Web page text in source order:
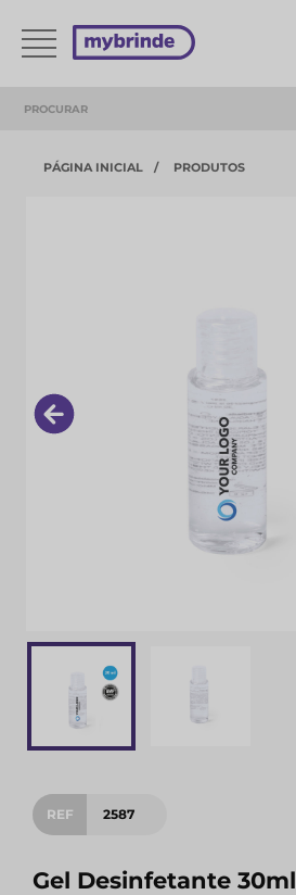
PÁGINA INICIAL PRODUTOS
REF 2587
Gel Desinfetante 30ml